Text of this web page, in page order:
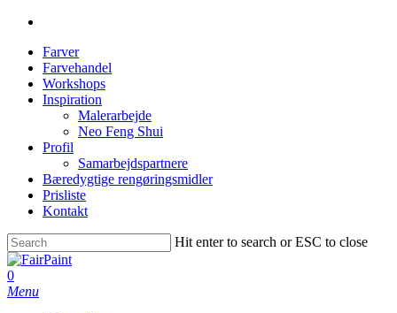
Farver
Farvehandel
Workshops
Inspiration
Malerarbejde
Neo Feng Shui
Profil
Samarbejdspartnere
Bæredygtige rengøringsmidler
Prisliste
Kontakt
Hit enter to search or ESC to close
0
Menu